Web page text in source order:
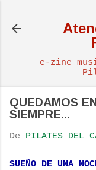
e-zine
QUEDAMOS
SIEMPRE...
De PILATES DEL
SUEÑO DE UNA